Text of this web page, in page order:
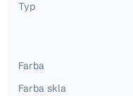
Typ
Farba
Farba skla